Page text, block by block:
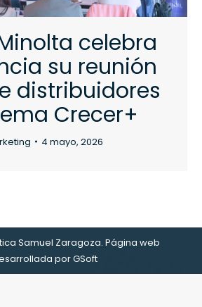
celebra
su reunión
distribuidores
Crecer+
4 mayo, 2026
Samuel Zaragoza. Página web
porGSoft